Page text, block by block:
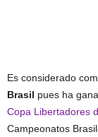
Es considerado
Brasil pues ha
Copa Libertadores
Campeonatos